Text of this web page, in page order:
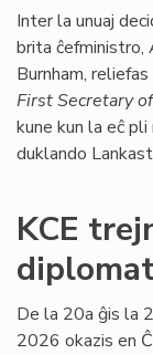
Inter la unuaj
brita ĉefministro,
Burnham,
First Secretary
kune kun la eĉ
duklando
KCE
De la 20a ĝis la
2026 okazis en